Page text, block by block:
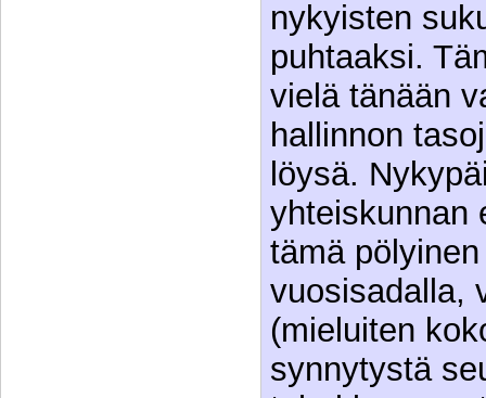
nykyisten
puhtaaksi.
vielä tänään
hallinnon
löysä.
yhteiskunnan
tämä
vuosisadalla,
(mieluiten
synnytystä